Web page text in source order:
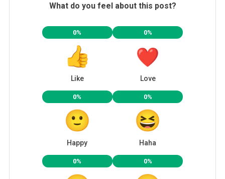
What do you feel about this post?
0%
Like
0%
Love
0%
Happy
0%
Haha
0% 0%